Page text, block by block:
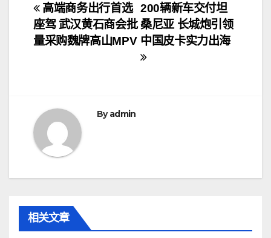
文
章
200辆新车交付坦
桑尼亚 长城炮引领
中国皮卡实力出海
高端商务出行首选
座驾 武汉黄石商会批
量采购魏牌高山MPV
Byadmin
相关文章